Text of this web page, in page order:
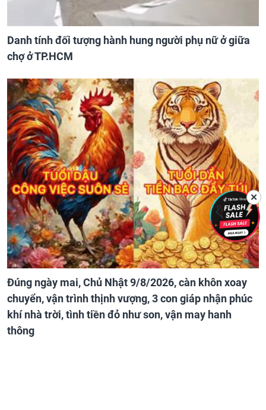
Danh tính đối tượng hành hung người phụ nữ ở giữa
chợ ở TP.HCM
Đúng ngày mai, Chủ Nhật 9/8/2026, càn khôn xoay
chuyển, vận trình thịnh vượng, 3 con giáp nhận phúc
khí nhà trời, tình tiền đỏ như son, vận may hanh
thông
✕